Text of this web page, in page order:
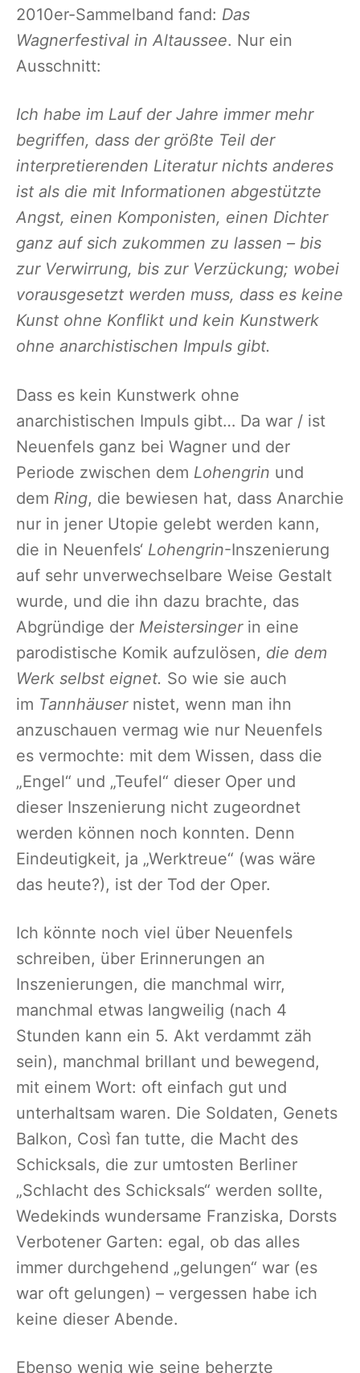
2010er-Sammelband fand: Das
Wagnerfestival in Altaussee. Nur ein
Ausschnitt:
Ich habe im Lauf der Jahre immer mehr
begriffen, dass der größte Teil der
interpretierenden Literatur nichts anderes
ist als die mit Informationen abgestützte
Angst, einen Komponisten, einen Dichter
ganz auf sich zukommen zu lassen – bis
zur Verwirrung, bis zur Verzückung; wobei
vorausgesetzt werden muss, dass es keine
Kunst ohne Konflikt und kein Kunstwerk
ohne anarchistischen Impuls gibt.
Dass es kein Kunstwerk ohne
anarchistischen Impuls gibt… Da war / ist
Neuenfels ganz bei Wagner und der
Periode zwischen dem Lohengrin und
dem Ring, die bewiesen hat, dass Anarchie
nur in jener Utopie gelebt werden kann,
die in Neuenfels‘ Lohengrin-Inszenierung
auf sehr unverwechselbare Weise Gestalt
wurde, und die ihn dazu brachte, das
Abgründige der Meistersingerin eine
parodistische Komik aufzulösen, die dem
Werk selbst eignet. So wie sie auch
im Tannhäuser nistet, wenn man ihn
anzuschauen vermag wie nur Neuenfels
es vermochte: mit dem Wissen, dass die
„Engel“ und „Teufel“ dieser Oper und
dieser Inszenierung nicht zugeordnet
werden können noch konnten. Denn
Eindeutigkeit, ja „Werktreue“ (was wäre
das heute?), ist der Tod der Oper.
Ich könnte noch viel über Neuenfels
schreiben, über Erinnerungen an
Inszenierungen, die manchmal wirr,
manchmal etwas langweilig (nach 4
Stunden kann ein 5. Akt verdammt zäh
sein), manchmal brillant und bewegend,
mit einem Wort: oft einfach gut und
unterhaltsam waren. Die Soldaten, Genets
Balkon, Così fan tutte, die Macht des
Schicksals, die zur umtosten Berliner
„Schlacht des Schicksals“ werden sollte,
Wedekinds wundersame Franziska, Dorsts
Verbotener Garten: egal, ob das alles
immer durchgehend „gelungen“ war (es
war oft gelungen) – vergessen habe ich
keine dieser Abende.
Ebenso wenig wie seine beherzte